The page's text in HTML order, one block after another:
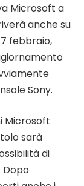
Microsoft a
anche su
febbraio,
Sony.
Microsoft
sarà
di
Dopo